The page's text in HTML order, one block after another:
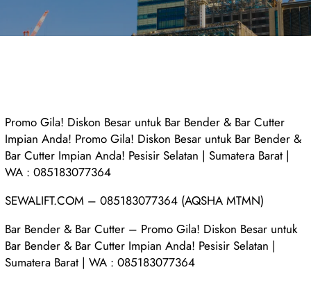
Promo Gila! Diskon Besar untuk Bar Bender & Bar Cutter
Impian Anda! Promo Gila! Diskon Besar untuk Bar Bender &
Bar Cutter Impian Anda! Pesisir Selatan | Sumatera Barat |
WA : 085183077364
SEWALIFT.COM – 085183077364 (AQSHA MTMN)
Bar Bender & Bar Cutter – Promo Gila! Diskon Besar untuk
Bar Bender & Bar Cutter Impian Anda! Pesisir Selatan |
Sumatera Barat | WA : 085183077364